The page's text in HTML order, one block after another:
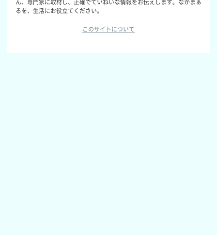
ん、専門家に取材し、正確でていねいな情報をお伝えします。なかまぁ
るを、生活にお役立てください。
このサイトについて